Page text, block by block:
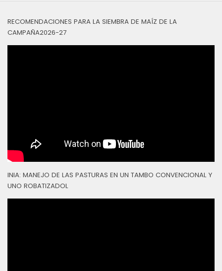
RECOMENDACIONES PARA LA SIEMBRA DE MAÍZ DE LA
CAMPAÑA2026-27
INIA: MANEJO DE LAS PASTURAS EN UN TAMBO CONVENCIONAL Y
UNO ROBATIZADOL